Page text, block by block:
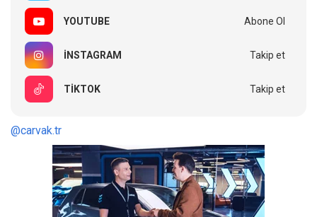
YOUTUBE Abone Ol
INSTAGRAM Takip et
TIKTOK Takip et
@carvak.tr